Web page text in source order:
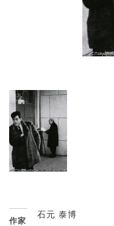
作家
石元 泰博